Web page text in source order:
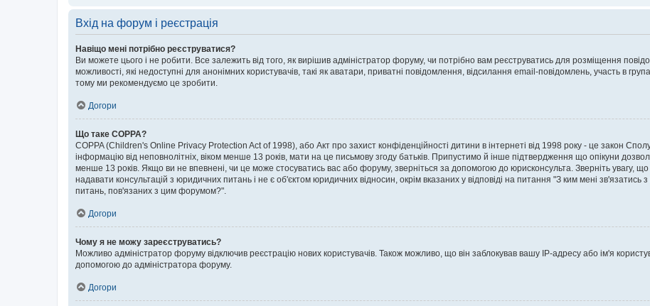
Вхід на форум і реєстрація
Навіщо мені потрібно реєструватися?
Ви можете цього і не робити. Все залежить від того, як вирішив адміністратор форуму, чи потрібно вам реєструватись для розміщення
можливості, які недоступні для анонімних користувачів, такі як аватари, приватні повідомлення, відсилання email-повідомлень, участь в
тому ми рекомендуємо це зробити.
Догори
Що таке COPPA?
COPPA (Children's Online Privacy Protection Act of 1998), або Акт про захист конфіденційності дитини в інтернеті від 1998 року - це закон
інформацію від неповнолітніх, віком менше 13 років, мати на це письмову згоду батьків. Припустимо й інше підтвердження що опікуни
менше 13 років. Якщо ви не впевнені, чи це може стосуватись вас або форуму, зверніться за допомогою до юрисконсульта. Зверніть увагу,
надавати консультацій з юридичних питань і не є об'єктом юридичних відносин, окрім вказаних у відповіді на питання "З ким мені
питань, пов'язаних з цим форумом?".
Догори
Чому я не можу зареєструватись?
Можливо адміністратор форуму відключив реєстрацію нових користувачів. Також можливо, що він заблокував вашу IP-адресу або ім'я
допомогою до адміністратора форуму.
Догори